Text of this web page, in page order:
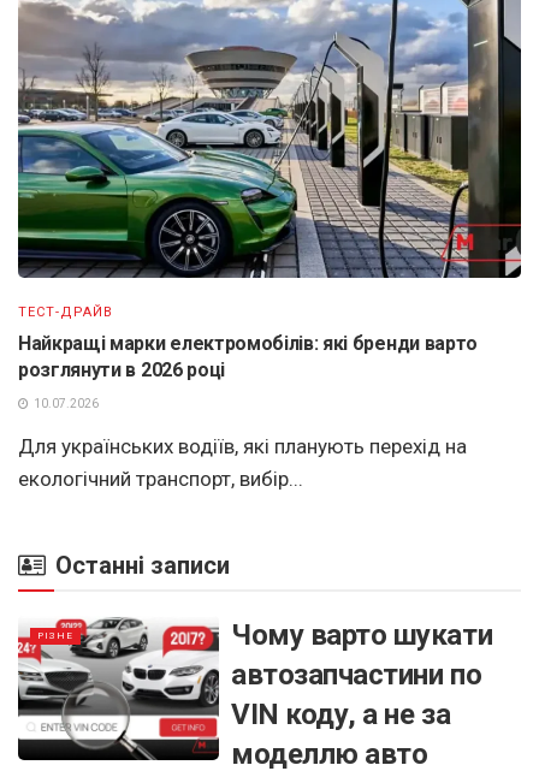
ТЕСТ-ДРАЙВ
Найкращі марки електромобілів: які бренди варто
розглянути в 2026 році
10.07.2026
Для українських водіїв, які планують перехід на
екологічний транспорт, вибір...
Останні записи
РІЗНЕ
Чому варто шукати
автозапчастини по
VIN коду, а не за
моделлю авто